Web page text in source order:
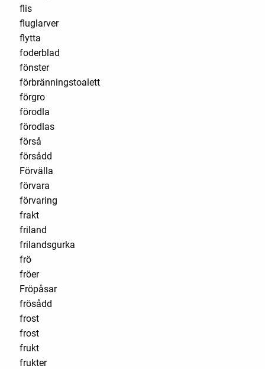
flis
fluglarver
flytta
foderblad
fönster
förbränningstoalett
förgro
förodla
förodlas
förså
försådd
Förvälla
förvara
förvaring
frakt
friland
frilandsgurka
frö
fröer
Fröpåsar
frösådd
frost
frost
frukt
frukter